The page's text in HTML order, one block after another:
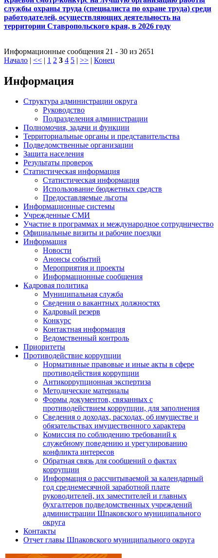
службы охраны труда (специалиста по охране труда) среди
работодателей, осуществляющих деятельность на
территории Ставропольского края, в 2026 году
Информационные сообщения 21 - 30 из 2651
Начало | << | 1 2 3 4 5 | >> | Конец
Информация
Структура администрации округа
Руководство
Подразделения администрации
Полномочия, задачи и функции
Территориальные органы и представительства
Подведомственные организации
Защита населения
Результаты проверок
Статистическая информация
Статистическая информация
Использование бюджетных средств
Предоставляемые льготы
Информационные системы
Учрежденные СМИ
Участие в программах и международное сотрудничество
Официальные визиты и рабочие поездки
Информация
Новости
Анонсы событий
Мероприятия и проекты
Информационные сообщения
Кадровая политика
Муниципальная служба
Сведения о вакантных должностях
Кадровый резерв
Конкурс
Контактная информация
Ведомственный контроль
Приоритеты
Противодействие коррупции
Нормативные правовые и иные акты в сфере
противодействия коррупции
Антикоррупционная экспертиза
Методические материалы
Формы документов, связанных с
противодействием коррупции, для заполнения
Сведения о доходах, расходах, об имуществе и
обязательствах имущественного характера
Комиссия по соблюдению требований к
служебному поведению и урегулированию
конфликта интересов
Обратная связь для сообщений о фактах
коррупции
Информация о рассчитываемой за календарный
год среднемесячной заработной плате
руководителей, их заместителей и главных
бухгалтеров подведомственных учреждений
администрации Шпаковского муниципального
округа
Контакты
Отчет главы Шпаковского муниципального округа